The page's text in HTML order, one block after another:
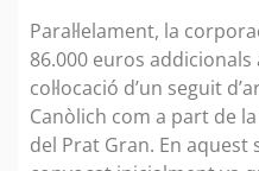
Paral·lelament, la
86.000 euros
col·locació d’un seguit
Canòlich com a part de
del Prat Gran. En